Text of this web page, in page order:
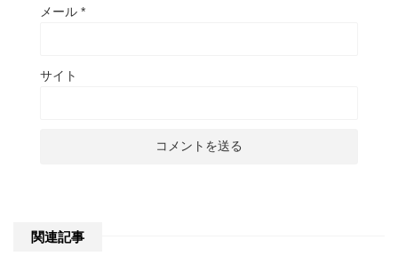
メール *
サイト
関連記事